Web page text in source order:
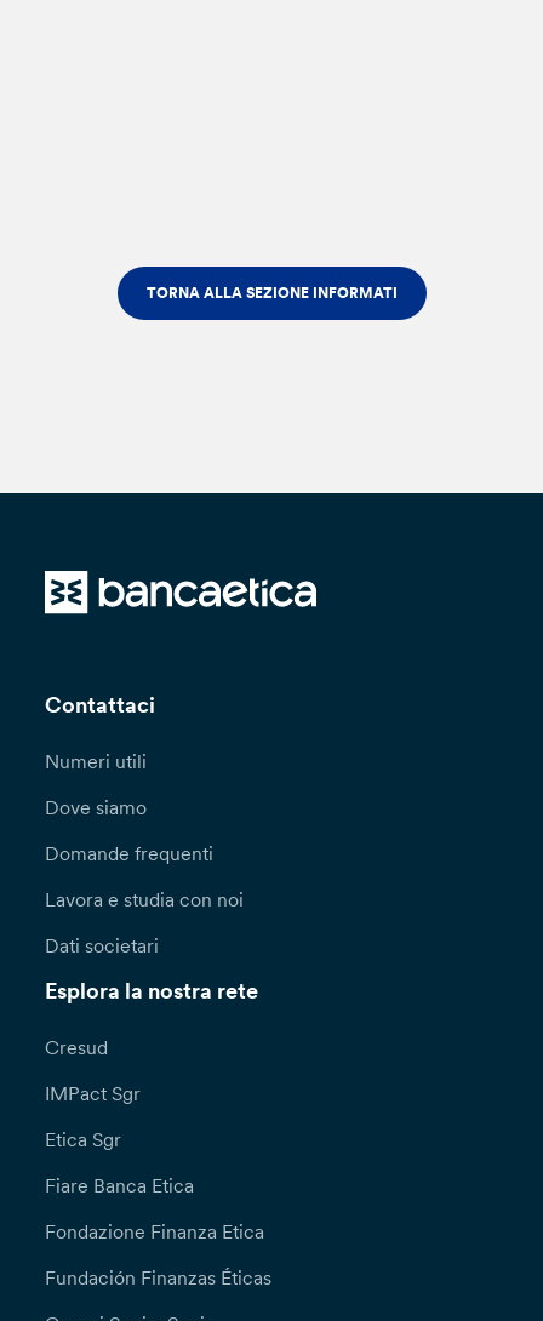
TORNA ALLA SEZIONE INFORMATI
Contattaci
Numeri utili
Dove siamo
Domande frequenti
Lavora e studia con noi
Dati societari
Esplora la nostra rete
Cresud
IMPact Sgr
Etica Sgr
Fiare Banca Etica
Fondazione Finanza Etica
Fundación Finanzas Éticas